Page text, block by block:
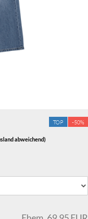
TOP -50%
abweichend)